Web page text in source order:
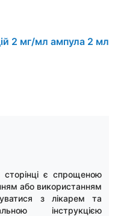
2 мг/мл ампула 2 мл
сторінці є спрощеною
або використанням
з лікарем та
інструкцією